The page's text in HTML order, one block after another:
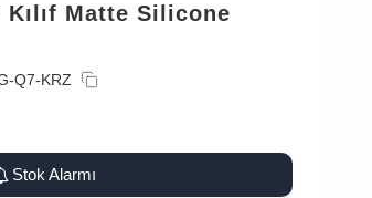
Matte Silicone
Q7-KRZ
Stok Alarmı